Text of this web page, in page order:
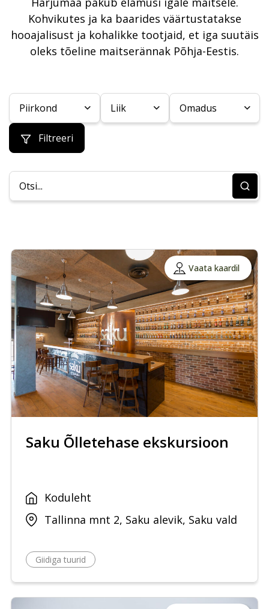
Kohvikutes ja ka baarides väärtustatakse
hooajalisust ja kohalikke tootjaid, et iga suutäis
oleks tõeline maitserännak Põhja-Eestis.
Piirkond Liik Omadus
Filtreeri
Vaata kaardil
Saku Õlletehase ekskursioon
Koduleht
Tallinna mnt 2, Saku alevik, Saku vald
Giidiga tuurid